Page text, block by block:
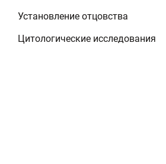
Установление отцовства
Цитологические исследования